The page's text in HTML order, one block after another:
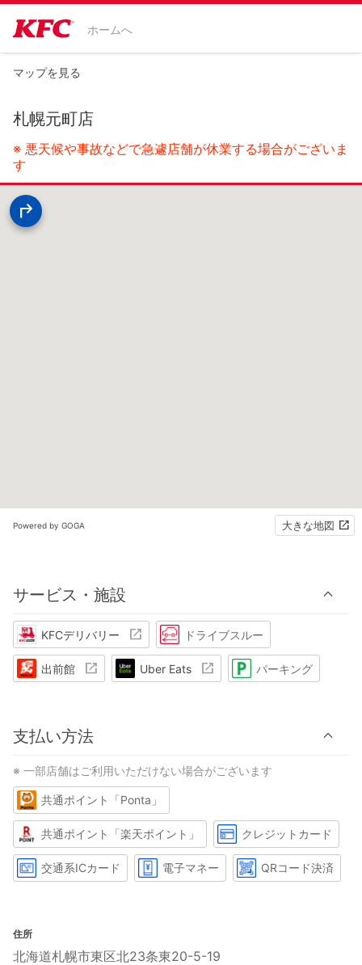
ホームへ
マップを見る
札幌元町店
※ 悪天候や事故などで急遽店舗が休業する場合がございま
す
Powered by GOGA 大きな地図
サービス・施設
KFCデリバリー ドライブスルー
出前館 Uber Eats パーキング
支払い方法
※ 一部店舗はご利用いただけない場合がございます
共通ポイント「Ponta」
共通ポイント「楽天ポイント」 クレジットカード
交通系ICカード 電子マネー QRコード決済
住所
北海道札幌市東区北23条東20-5-19